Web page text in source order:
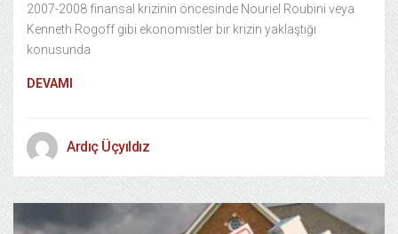
2007-2008 finansal krizinin öncesinde Nouriel Roubini veya
Kenneth Rogoff gibi ekonomistler bir krizin yaklaştığı
konusunda
DEVAMI
Ardıç Üçyıldız